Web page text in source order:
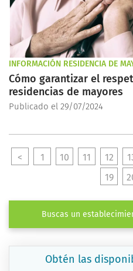
INFORMACIÓN RESIDENCIA DE
Cómo garantizar el
residencias de mayores
Publicado el 29/07/2024
< 1 10 11 12
19
Buscas un
Obtén las